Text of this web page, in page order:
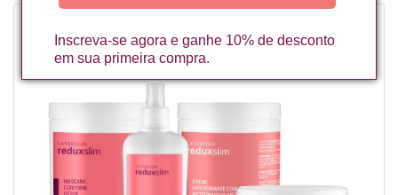
Inscreva-se agora e ganhe 10% de desconto
em sua primeira compra.